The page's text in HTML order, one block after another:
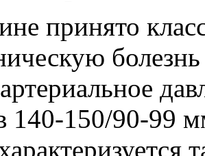
принято
140-150/90-99